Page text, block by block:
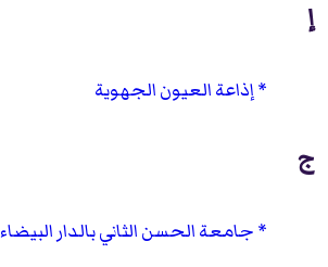
إ
إذاعة العيون الجهوية
ج
جامعة الحسن الثاني بالدار البيضاء